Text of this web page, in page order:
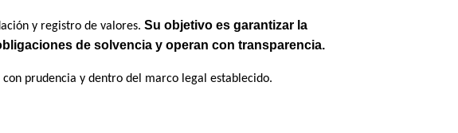
y registro de valores. Su objetivo es garantizar la
de solvencia y operan con transparencia.
prudencia y dentro del marco legal establecido.